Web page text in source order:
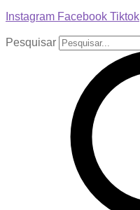
Instagram Facebook Tiktok
Pesquisar